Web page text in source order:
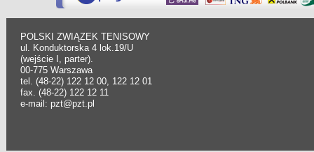
POLSKI ZWIĄZEK TENISOWY
ul. Konduktorska 4 lok.19/U
(wejście I, parter).
00-775 Warszawa
tel. (48-22) 122 12 00, 122 12 01
fax. (48-22) 122 12 11
e-mail: pzt@pzt.pl